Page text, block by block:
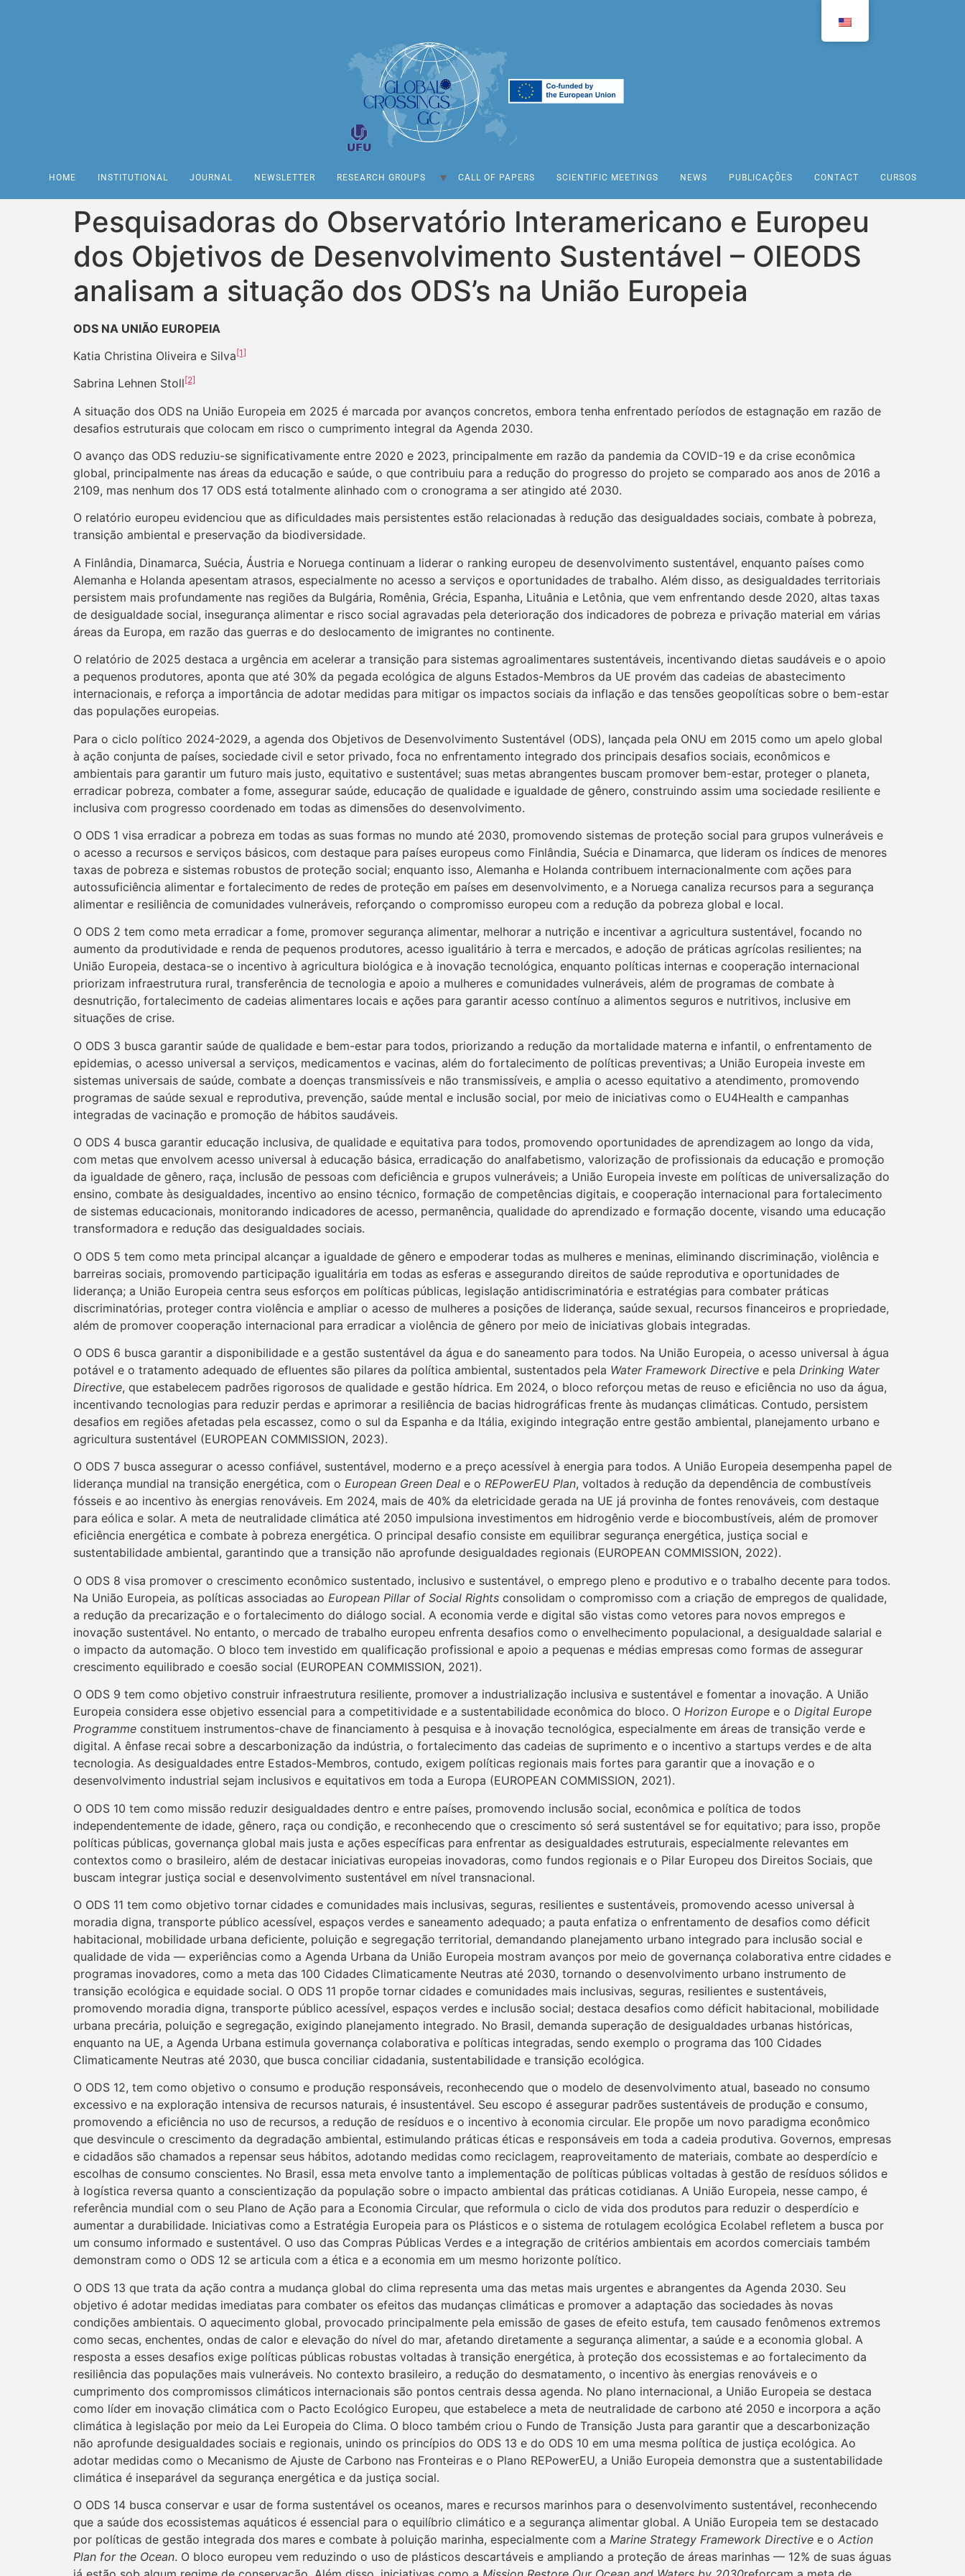
HOME INSTITUTIONAL JOURNAL NEWSLETTER RESEARCH GROUPS CALL OF PAPERS SCIENTIFIC MEETINGS NEWS PUBLICAÇÕES CONTACT CURSOS
Pesquisadoras do Observatório Interamericano e Europeu
dos Objetivos de Desenvolvimento Sustentável – OIEODS
analisam a situação dos ODS’s na União Europeia
ODS NA UNIÃO EUROPEIA
Katia Christina Oliveira e Silva [1]
Sabrina Lehnen Stoll [2]
A situação dos ODS na União Europeia em 2025 é marcada por avanços concretos, embora tenha enfrentado períodos de estagnação em razão de
desafios estruturais que colocam em risco o cumprimento integral da Agenda 2030.
O avanço das ODS reduziu-se significativamente entre 2020 e 2023, principalmente em razão da pandemia da COVID-19 e da crise econômica
global, principalmente nas áreas da educação e saúde, o que contribuiu para a redução do progresso do projeto se comparado aos anos de 2016 a
2109, mas nenhum dos 17 ODS está totalmente alinhado com o cronograma a ser atingido até 2030.
O relatório europeu evidenciou que as dificuldades mais persistentes estão relacionadas à redução das desigualdades sociais, combate à pobreza,
transição ambiental e preservação da biodiversidade.
A Finlândia, Dinamarca, Suécia, Áustria e Noruega continuam a liderar o ranking europeu de desenvolvimento sustentável, enquanto países como
Alemanha e Holanda apesentam atrasos, especialmente no acesso a serviços e oportunidades de trabalho. Além disso, as desigualdades territoriais
persistem mais profundamente nas regiões da Bulgária, Romênia, Grécia, Espanha, Lituânia e Letônia, que vem enfrentando desde 2020, altas taxas
de desigualdade social, insegurança alimentar e risco social agravadas pela deterioração dos indicadores de pobreza e privação material em várias
áreas da Europa, em razão das guerras e do deslocamento de imigrantes no continente.
O relatório de 2025 destaca a urgência em acelerar a transição para sistemas agroalimentares sustentáveis, incentivando dietas saudáveis e o apoio
a pequenos produtores, aponta que até 30% da pegada ecológica de alguns Estados-Membros da UE provém das cadeias de abastecimento
internacionais, e reforça a importância de adotar medidas para mitigar os impactos sociais da inflação e das tensões geopolíticas sobre o bem-estar
das populações europeias.
Para o ciclo político 2024-2029, a agenda dos Objetivos de Desenvolvimento Sustentável (ODS), lançada pela ONU em 2015 como um apelo global
à ação conjunta de países, sociedade civil e setor privado, foca no enfrentamento integrado dos principais desafios sociais, econômicos e
ambientais para garantir um futuro mais justo, equitativo e sustentável; suas metas abrangentes buscam promover bem-estar, proteger o planeta,
erradicar pobreza, combater a fome, assegurar saúde, educação de qualidade e igualdade de gênero, construindo assim uma sociedade resiliente e
inclusiva com progresso coordenado em todas as dimensões do desenvolvimento.
O ODS 1 visa erradicar a pobreza em todas as suas formas no mundo até 2030, promovendo sistemas de proteção social para grupos vulneráveis e
o acesso a recursos e serviços básicos, com destaque para países europeus como Finlândia, Suécia e Dinamarca, que lideram os índices de menores
taxas de pobreza e sistemas robustos de proteção social; enquanto isso, Alemanha e Holanda contribuem internacionalmente com ações para
autossuficiência alimentar e fortalecimento de redes de proteção em países em desenvolvimento, e a Noruega canaliza recursos para a segurança
alimentar e resiliência de comunidades vulneráveis, reforçando o compromisso europeu com a redução da pobreza global e local.
O ODS 2 tem como meta erradicar a fome, promover segurança alimentar, melhorar a nutrição e incentivar a agricultura sustentável, focando no
aumento da produtividade e renda de pequenos produtores, acesso igualitário à terra e mercados, e adoção de práticas agrícolas resilientes; na
União Europeia, destaca-se o incentivo à agricultura biológica e à inovação tecnológica, enquanto políticas internas e cooperação internacional
priorizam infraestrutura rural, transferência de tecnologia e apoio a mulheres e comunidades vulneráveis, além de programas de combate à
desnutrição, fortalecimento de cadeias alimentares locais e ações para garantir acesso contínuo a alimentos seguros e nutritivos, inclusive em
situações de crise.
O ODS 3 busca garantir saúde de qualidade e bem-estar para todos, priorizando a redução da mortalidade materna e infantil, o enfrentamento de
epidemias, o acesso universal a serviços, medicamentos e vacinas, além do fortalecimento de políticas preventivas; a União Europeia investe em
sistemas universais de saúde, combate a doenças transmissíveis e não transmissíveis, e amplia o acesso equitativo a atendimento, promovendo
programas de saúde sexual e reprodutiva, prevenção, saúde mental e inclusão social, por meio de iniciativas como o EU4Health e campanhas
integradas de vacinação e promoção de hábitos saudáveis.
O ODS 4 busca garantir educação inclusiva, de qualidade e equitativa para todos, promovendo oportunidades de aprendizagem ao longo da vida,
com metas que envolvem acesso universal à educação básica, erradicação do analfabetismo, valorização de profissionais da educação e promoção
da igualdade de gênero, raça, inclusão de pessoas com deficiência e grupos vulneráveis; a União Europeia investe em políticas de universalização do
ensino, combate às desigualdades, incentivo ao ensino técnico, formação de competências digitais, e cooperação internacional para fortalecimento
de sistemas educacionais, monitorando indicadores de acesso, permanência, qualidade do aprendizado e formação docente, visando uma educação
transformadora e redução das desigualdades sociais.
O ODS 5 tem como meta principal alcançar a igualdade de gênero e empoderar todas as mulheres e meninas, eliminando discriminação, violência e
barreiras sociais, promovendo participação igualitária em todas as esferas e assegurando direitos de saúde reprodutiva e oportunidades de
liderança; a União Europeia centra seus esforços em políticas públicas, legislação antidiscriminatória e estratégias para combater práticas
discriminatórias, proteger contra violência e ampliar o acesso de mulheres a posições de liderança, saúde sexual, recursos financeiros e propriedade,
além de promover cooperação internacional para erradicar a violência de gênero por meio de iniciativas globais integradas.
O ODS 6 busca garantir a disponibilidade e a gestão sustentável da água e do saneamento para todos. Na União Europeia, o acesso universal à água
potável e o tratamento adequado de efluentes são pilares da política ambiental, sustentados pela Water Framework Directive e pela Drinking Water
Directive, que estabelecem padrões rigorosos de qualidade e gestão hídrica. Em 2024, o bloco reforçou metas de reuso e eficiência no uso da água,
incentivando tecnologias para reduzir perdas e aprimorar a resiliência de bacias hidrográficas frente às mudanças climáticas. Contudo, persistem
desafios em regiões afetadas pela escassez, como o sul da Espanha e da Itália, exigindo integração entre gestão ambiental, planejamento urbano e
agricultura sustentável (EUROPEAN COMMISSION, 2023).
O ODS 7 busca assegurar o acesso confiável, sustentável, moderno e a preço acessível à energia para todos. A União Europeia desempenha papel de
liderança mundial na transição energética, com o European Green Deal e o REPowerEU Plan, voltados à redução da dependência de combustíveis
fósseis e ao incentivo às energias renováveis. Em 2024, mais de 40% da eletricidade gerada na UE já provinha de fontes renováveis, com destaque
para eólica e solar. A meta de neutralidade climática até 2050 impulsiona investimentos em hidrogênio verde e biocombustíveis, além de promover
eficiência energética e combate à pobreza energética. O principal desafio consiste em equilibrar segurança energética, justiça social e
sustentabilidade ambiental, garantindo que a transição não aprofunde desigualdades regionais (EUROPEAN COMMISSION, 2022).
O ODS 8 visa promover o crescimento econômico sustentado, inclusivo e sustentável, o emprego pleno e produtivo e o trabalho decente para todos.
Na União Europeia, as políticas associadas ao European Pillar of Social Rights consolidam o compromisso com a criação de empregos de qualidade,
a redução da precarização e o fortalecimento do diálogo social. A economia verde e digital são vistas como vetores para novos empregos e
inovação sustentável. No entanto, o mercado de trabalho europeu enfrenta desafios como o envelhecimento populacional, a desigualdade salarial e
o impacto da automação. O bloco tem investido em qualificação profissional e apoio a pequenas e médias empresas como formas de assegurar
crescimento equilibrado e coesão social (EUROPEAN COMMISSION, 2021).
O ODS 9 tem como objetivo construir infraestrutura resiliente, promover a industrialização inclusiva e sustentável e fomentar a inovação. A União
Europeia considera esse objetivo essencial para a competitividade e a sustentabilidade econômica do bloco. O Horizon Europe e o Digital Europe
Programme constituem instrumentos-chave de financiamento à pesquisa e à inovação tecnológica, especialmente em áreas de transição verde e
digital. A ênfase recai sobre a descarbonização da indústria, o fortalecimento das cadeias de suprimento e o incentivo a startups verdes e de alta
tecnologia. As desigualdades entre Estados-Membros, contudo, exigem políticas regionais mais fortes para garantir que a inovação e o
desenvolvimento industrial sejam inclusivos e equitativos em toda a Europa (EUROPEAN COMMISSION, 2021).
O ODS 10 tem como missão reduzir desigualdades dentro e entre países, promovendo inclusão social, econômica e política de todos
independentemente de idade, gênero, raça ou condição, e reconhecendo que o crescimento só será sustentável se for equitativo; para isso, propõe
políticas públicas, governança global mais justa e ações específicas para enfrentar as desigualdades estruturais, especialmente relevantes em
contextos como o brasileiro, além de destacar iniciativas europeias inovadoras, como fundos regionais e o Pilar Europeu dos Direitos Sociais, que
buscam integrar justiça social e desenvolvimento sustentável em nível transnacional.
O ODS 11 tem como objetivo tornar cidades e comunidades mais inclusivas, seguras, resilientes e sustentáveis, promovendo acesso universal à
moradia digna, transporte público acessível, espaços verdes e saneamento adequado; a pauta enfatiza o enfrentamento de desafios como déficit
habitacional, mobilidade urbana deficiente, poluição e segregação territorial, demandando planejamento urbano integrado para inclusão social e
qualidade de vida — experiências como a Agenda Urbana da União Europeia mostram avanços por meio de governança colaborativa entre cidades e
programas inovadores, como a meta das 100 Cidades Climaticamente Neutras até 2030, tornando o desenvolvimento urbano instrumento de
transição ecológica e equidade social. O ODS 11 propõe tornar cidades e comunidades mais inclusivas, seguras, resilientes e sustentáveis,
promovendo moradia digna, transporte público acessível, espaços verdes e inclusão social; destaca desafios como déficit habitacional, mobilidade
urbana precária, poluição e segregação, exigindo planejamento integrado. No Brasil, demanda superação de desigualdades urbanas históricas,
enquanto na UE, a Agenda Urbana estimula governança colaborativa e políticas integradas, sendo exemplo o programa das 100 Cidades
Climaticamente Neutras até 2030, que busca conciliar cidadania, sustentabilidade e transição ecológica.
O ODS 12, tem como objetivo o consumo e produção responsáveis, reconhecendo que o modelo de desenvolvimento atual, baseado no consumo
excessivo e na exploração intensiva de recursos naturais, é insustentável. Seu escopo é assegurar padrões sustentáveis de produção e consumo,
promovendo a eficiência no uso de recursos, a redução de resíduos e o incentivo à economia circular. Ele propõe um novo paradigma econômico
que desvincule o crescimento da degradação ambiental, estimulando práticas éticas e responsáveis em toda a cadeia produtiva. Governos, empresas
e cidadãos são chamados a repensar seus hábitos, adotando medidas como reciclagem, reaproveitamento de materiais, combate ao desperdício e
escolhas de consumo conscientes. No Brasil, essa meta envolve tanto a implementação de políticas públicas voltadas à gestão de resíduos sólidos e
à logística reversa quanto a conscientização da população sobre o impacto ambiental das práticas cotidianas. A União Europeia, nesse campo, é
referência mundial com o seu Plano de Ação para a Economia Circular, que reformula o ciclo de vida dos produtos para reduzir o desperdício e
aumentar a durabilidade. Iniciativas como a Estratégia Europeia para os Plásticos e o sistema de rotulagem ecológica Ecolabel refletem a busca por
um consumo informado e sustentável. O uso das Compras Públicas Verdes e a integração de critérios ambientais em acordos comerciais também
demonstram como o ODS 12 se articula com a ética e a economia em um mesmo horizonte político.
O ODS 13 que trata da ação contra a mudança global do clima representa uma das metas mais urgentes e abrangentes da Agenda 2030. Seu
objetivo é adotar medidas imediatas para combater os efeitos das mudanças climáticas e promover a adaptação das sociedades às novas
condições ambientais. O aquecimento global, provocado principalmente pela emissão de gases de efeito estufa, tem causado fenômenos extremos
como secas, enchentes, ondas de calor e elevação do nível do mar, afetando diretamente a segurança alimentar, a saúde e a economia global. A
resposta a esses desafios exige políticas públicas robustas voltadas à transição energética, à proteção dos ecossistemas e ao fortalecimento da
resiliência das populações mais vulneráveis. No contexto brasileiro, a redução do desmatamento, o incentivo às energias renováveis e o
cumprimento dos compromissos climáticos internacionais são pontos centrais dessa agenda. No plano internacional, a União Europeia se destaca
como líder em inovação climática com o Pacto Ecológico Europeu, que estabelece a meta de neutralidade de carbono até 2050 e incorpora a ação
climática à legislação por meio da Lei Europeia do Clima. O bloco também criou o Fundo de Transição Justa para garantir que a descarbonização
não aprofunde desigualdades sociais e regionais, unindo os princípios do ODS 13 e do ODS 10 em uma mesma política de justiça ecológica. Ao
adotar medidas como o Mecanismo de Ajuste de Carbono nas Fronteiras e o Plano REPowerEU, a União Europeia demonstra que a sustentabilidade
climática é inseparável da segurança energética e da justiça social.
O ODS 14 busca conservar e usar de forma sustentável os oceanos, mares e recursos marinhos para o desenvolvimento sustentável, reconhecendo
que a saúde dos ecossistemas aquáticos é essencial para o equilíbrio climático e a segurança alimentar global. A União Europeia tem se destacado
por políticas de gestão integrada dos mares e combate à poluição marinha, especialmente com a Marine Strategy Framework Directive e o Action
Plan for the Ocean. O bloco europeu vem reduzindo o uso de plásticos descartáveis e ampliando a proteção de áreas marinhas — 12% de suas águas